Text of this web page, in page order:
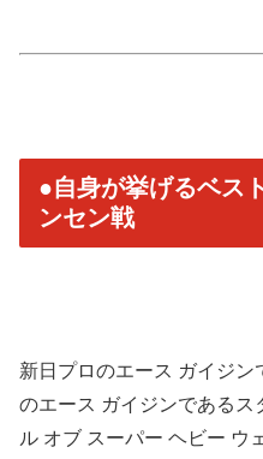
●自身が挙げるベス
ンセン戦
新日プロのエース ガイジン
のエース ガイジンであるス
ル オブ スーパー ヘビー ウ